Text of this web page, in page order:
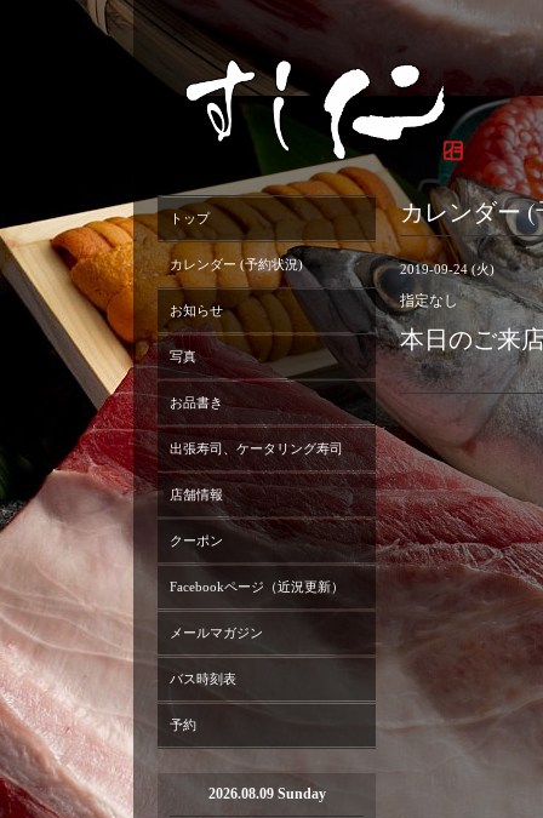
カレンダー
2019-09-24 (火)
指定なし
本日のご来
トップ
カレンダー (予約状況)
お知らせ
写真
お品書き
出張寿司、ケータリング寿司
店舗情報
クーポン
Facebookページ（近況更新）
メールマガジン
バス時刻表
予約
2026.08.09 Sunday